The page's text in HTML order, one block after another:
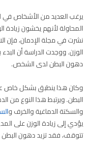
يرغب العديد من الأشخاص في
المحاولة لأنهم يخشون زيادة
نشرت في مجلة الإدمان، فإن
الوزن. ووجدت الدراسة أن
دهون البطن لدى الشخص.
وكان هذا ينطبق بشكل خاص
البطن. ويرتبط هذا النوع من
والسكتة الدماغية والخرف و
يؤدي إلى زيادة الوزن على
تتوقف، فقد تزيد دهون